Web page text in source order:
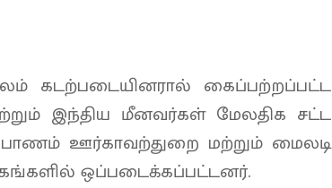
கடற்படையினரால் கைப்பற்றப்பட்ட
இந்திய மீனவர்கள் மேலதிக சட்ட
ஊர்காவற்துறை மற்றும் மைலடி
ஒப்படைக்கப்பட்டனர்.